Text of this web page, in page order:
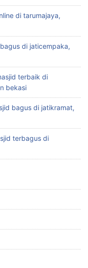
di tarumajaya,
di jaticempaka,
terbaik di
bekasi
bagus di jatikramat,
terbagus di